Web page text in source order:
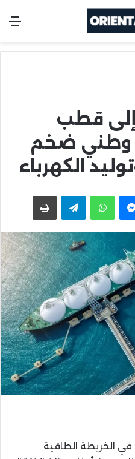
إلى قطب
وطني ضخم
الكهرباء
Messenger
WhatsApp
Telegramاطبعها
في الخريطة الطاقية